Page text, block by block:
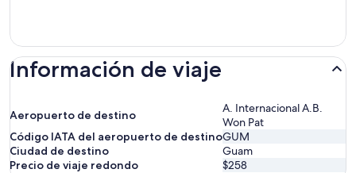
Información de viaje
Aeropuerto de destino
A. Internacional A.B.
Won Pat
Código IATA del aeropuerto de destinoGUM
Ciudad de destino
Guam
Precio de viaje redondo
$258